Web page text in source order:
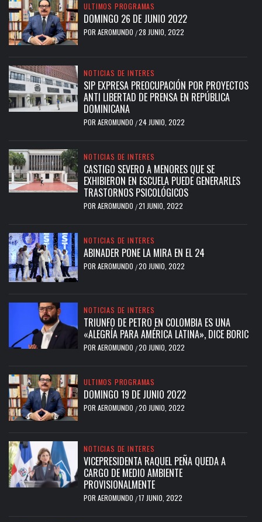
ULTIMOS PROGRAMAS
DOMINGO 26 DE JUNIO 2022
POR AEROMUNDO /28 JUNIO, 2022
NOTICIAS DE INTERES
SIP EXPRESA PREOCUPACIÓN POR PROYECTOS
ANTI LIBERTAD DE PRENSA EN REPÚBLICA
DOMINICANA
POR AEROMUNDO /24 JUNIO, 2022
NOTICIAS DE INTERES
CASTIGO SEVERO A MENORES QUE SE
EXHIBIERON EN ESCUELA PUEDE GENERARLES
TRASTORNOS PSICOLÓGICOS
POR AEROMUNDO /21 JUNIO, 2022
NOTICIAS DE INTERES
ABINADER PONE LA MIRA EN EL 24
POR AEROMUNDO /20 JUNIO, 2022
NOTICIAS DE INTERES
TRIUNFO DE PETRO EN COLOMBIA ES UNA
«ALEGRÍA PARA AMÉRICA LATINA», DICE BORIC
POR AEROMUNDO /20 JUNIO, 2022
ULTIMOS PROGRAMAS
DOMINGO 19 DE JUNIO 2022
POR AEROMUNDO /20 JUNIO, 2022
NOTICIAS DE INTERES
VICEPRESIDENTA RAQUEL PEÑA QUEDA A
CARGO DE MEDIO AMBIENTE
PROVISIONALMENTE
POR AEROMUNDO /17 JUNIO, 2022